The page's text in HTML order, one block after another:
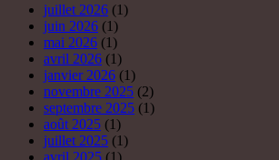
juillet 2026 (1)
juin 2026 (1)
mai 2026 (1)
avril 2026 (1)
janvier 2026 (1)
novembre 2025 (2)
septembre 2025 (1)
août 2025 (1)
juillet 2025 (1)
avril 2025 (1)